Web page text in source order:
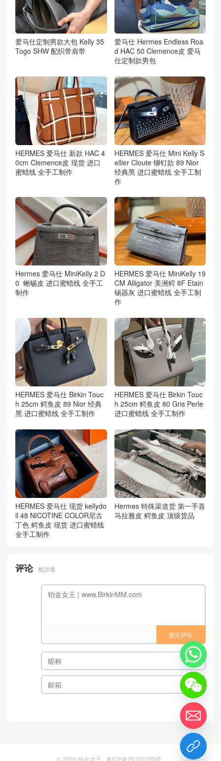
爱马仕定制男款大包 Kelly 35
Togo SHW 配织带肩带
爱马仕 Hermes Endless Roa
d HAC 50 Clemence皮 爱马
仕定制款男包
HERMES 爱马仕 新款 HAC 4
0cm Clemence皮 现货 进口
蜜蜡线 全手工制作
HERMES 爱马仕 Mini Kelly S
ellier Cloute 铆钉款 89 Nior
经典黑 进口蜜蜡线 全手工制
作
Hermes 爱马仕 MiniKelly 2 D
0 蜥蜴皮 进口蜜蜡线 全手工
制作
HERMES 爱马仕 MiniKelly 19
CM Alligator 美洲鳄 8F Etain
锡器灰 进口蜜蜡线 全手工制
作
HERMES 爱马仕 Birkin Touc
h 25cm 鳄鱼皮 89 Nior 经典
黑 进口蜜蜡线 全手工制作
HERMES 爱马仕 Birkin Touc
h 25cm 鳄鱼皮 80 Gris Perle
进口蜜蜡线 全手工制作
HERMES 爱马仕 现货 kellydo
ll 48 NICOTINE COLOR尼古
丁色 鳄鱼皮 现货 进口蜜蜡线
全手工制作
Hermes 特殊渠道货 第一手喜
马拉雅皮 鳄鱼皮 顶级货品
评论 抢沙发
提交评论
© 2026 铂金女王 粤ICP备20150705号
chaty